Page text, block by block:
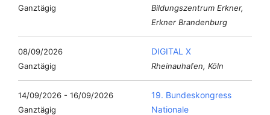
Ganztägig
Bildungszentrum Erkner,
Erkner Brandenburg
08/09/2026
Ganztägig
DIGITAL X
Rheinauhafen, Köln
14/09/2026 - 16/09/2026
Ganztägig
19. Bundeskongress
Nationale